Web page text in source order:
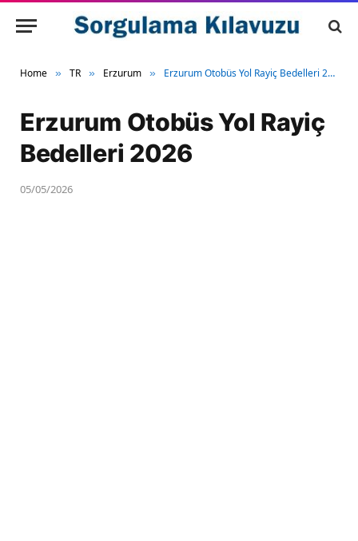
Home » TR » Erzurum » Erzurum Otobüs Yol Rayiç Bedelleri 2026
Erzurum Otobüs Yol Rayiç
Bedelleri 2026
05/05/2026